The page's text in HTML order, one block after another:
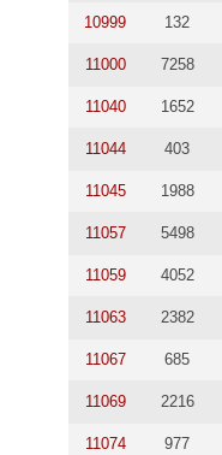
10999 132
11000 7258
11040 1652
11044 403
11045 1988
11057 5498
11059 4052
11063 2382
11067 685
11069 2216
11074 977